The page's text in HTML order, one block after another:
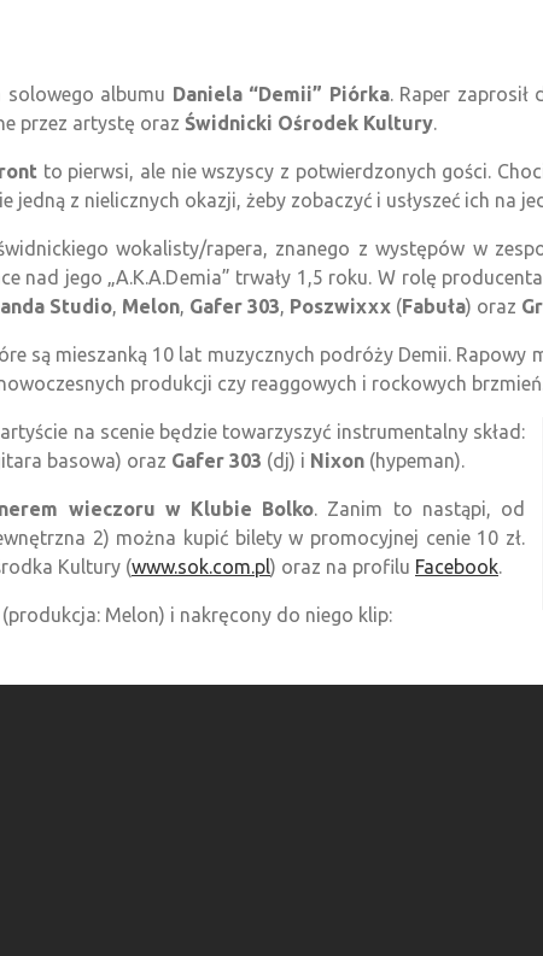
albumu Daniela “Demii” Piórka. Raper zaprosił
przez artystę oraz Świdnicki Ośrodek Kultury.
to pierwsi, ale nie wszyscy z potwierdzonych gości.
z nielicznych okazji, żeby zobaczyć i usłyszeć ich na
wokalisty/rapera, znanego z występów w
nad jego „A.K.A.Demia” trwały 1,5 roku. W rolę
Studio, Melon, Gafer 303, Poszwixxx (Fabuła) oraz
są mieszanką 10 lat muzycznych podróży Demii. Rapowy
produkcji czy reaggowych i rockowych
na scenie będzie towarzyszyć instrumentalny skład:
basowa) oraz Gafer 303 (dj) i Nixon (hypeman).
wieczoru w Klubie Bolko. Zanim to nastąpi, od
2) można kupić bilety w promocyjnej cenie 10 zł.
Kultury (www.sok.com.pl) oraz na profilu Facebook.
Melon) i nakręcony do niego klip: